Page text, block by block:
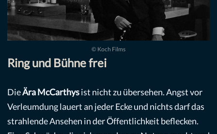
© Koch Films
Ring und Bühne frei
DieÄra McCarthysist nicht zu übersehen. Angst vor
Verleumdung lauert an jeder Ecke und nichts darf das
strahlende Ansehen in der Öffentlichkeit beflecken.